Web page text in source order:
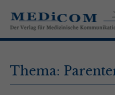
Thema: